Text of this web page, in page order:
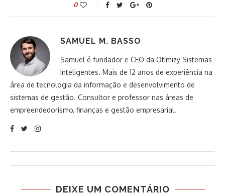
0
SAMUEL M. BASSO
Samuel é fundador e CEO da Otimizy Sistemas
Inteligentes. Mais de 12 anos de experiência na
área de tecnologia da informação e desenvolvimento de
sistemas de gestão. Consultor e professor nas áreas de
empreendedorismo, finanças e gestão empresarial.
DEIXE UM COMENTÁRIO